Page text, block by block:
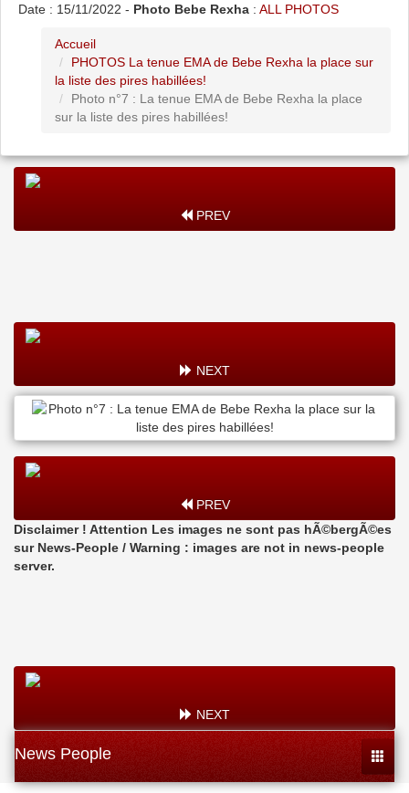
Date : 15/11/2022 - Photo Bebe Rexha : ALL PHOTOS
Accueil
PHOTOS La tenue EMA de Bebe Rexha la place sur
la liste des pires habillées!
Photo n°7 : La tenue EMA de Bebe Rexha la place
sur la liste des pires habillées!
PREV
NEXT
PREV
Disclaimer ! Attention Les images ne sont pas hÃ©bergÃ©es
sur News-People / Warning : images are not in news-people
server.
NEXT
News People